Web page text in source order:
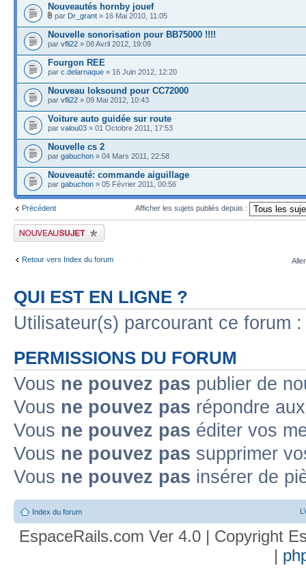
Nouveautés hornby jouef
par Dr_grant » 16 Mai 2010, 11:05
Nouvelle sonorisation pour BB75000 !!!!
par vfli22 » 08 Avril 2012, 19:09
Fourgon REE
par c.delarnaque » 16 Juin 2012, 12:20
Nouveau loksound pour CC72000
par vfli22 » 09 Mai 2012, 10:43
Voiture auto guidée sur route
par valou03 » 01 Octobre 2011, 17:53
Nouvelle cs 2
par gabuchon » 04 Mars 2011, 22:58
Nouveauté: commande aiguillage
par gabuchon » 05 Février 2011, 00:56
Précédent Afficher les sujets publiés depuis :
Publier un nouveau sujet
Retour vers Index du forum
QUI EST EN LIGNE ?
Utilisateur(s) parcourant ce forum
PERMISSIONS DU FORUM
Vous ne pouvez pas publier de
Vous ne pouvez pas répondre
Vous ne pouvez pas éditer vos
Vous ne pouvez pas supprimer
Vous ne pouvez pas insérer de
Index du forum
EspaceRails.com Ver 4.0 | Copyright
|